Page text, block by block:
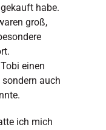
habe.
groß,
einen
sondern auch
ich mich